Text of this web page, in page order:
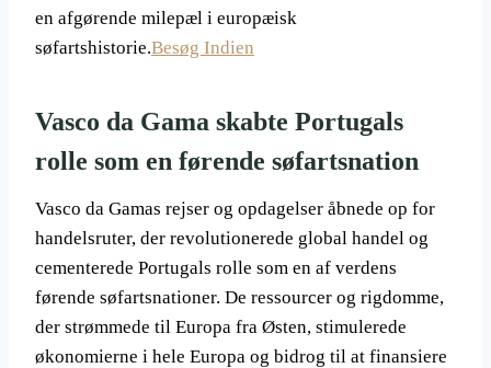
en afgørende milepæl i europæisk
søfartshistorie.Besøg Indien
Vasco da Gama skabte Portugals
rolle som en førende søfartsnation
Vasco da Gamas rejser og opdagelser åbnede op for
handelsruter, der revolutionerede global handel og
cementerede Portugals rolle som en af verdens
førende søfartsnationer. De ressourcer og rigdomme,
der strømmede til Europa fra Østen, stimulerede
økonomierne i hele Europa og bidrog til at finansiere